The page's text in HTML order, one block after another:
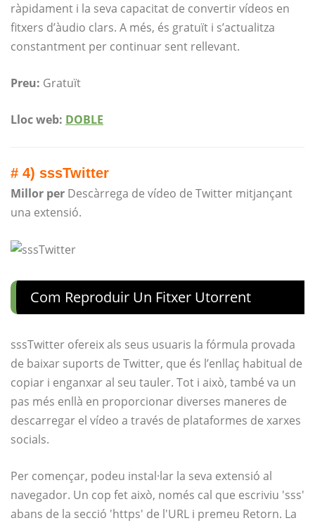
ràpidament i la seva capacitat de convertir vídeos en
fitxers d’àudio clars. A més, és gratuït i s’actualitza
constantment per continuar sent rellevant.
Preu: Gratuït
Lloc web: DOBLE
# 4) sssTwitter
Millor per Descàrrega de vídeo de Twitter mitjançant
una extensió.
Com Reproduir Un Fitxer Utorrent
sssTwitter ofereix als seus usuaris la fórmula provada
de baixar suports de Twitter, que és l’enllaç habitual de
copiar i enganxar al seu tauler. Tot i això, també va un
pas més enllà en proporcionar diverses maneres de
descarregar el vídeo a través de plataformes de xarxes
socials.
Per començar, podeu instal·lar la seva extensió al
navegador. Un cop fet això, només cal que escriviu 'sss'
abans de la secció 'https' de l'URL i premeu Retorn. La